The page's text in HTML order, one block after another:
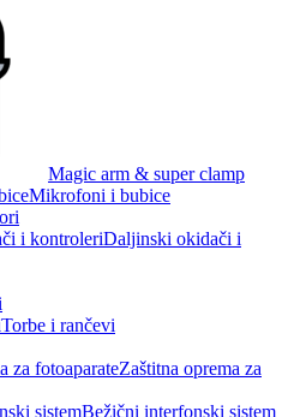
Magic arm & super clamp
Mikrofoni i bubice
Daljinski okidači i
Torbe i rančevi
Zaštitna oprema za
Bežični interfonski sistem